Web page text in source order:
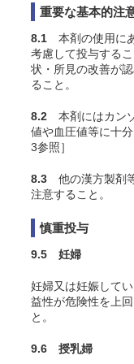
重要な基本的注
8.1 本剤の使用に
考慮して投与する
状・所見の改善が
ること。
8.2 本剤にはカン
値や血圧値等に十
3参照］
8.3 他の漢方製剤
注意すること。
慎重投与
9.5 妊婦
妊婦又は妊娠して
益性が危険性を上
と。
9.6 授乳婦